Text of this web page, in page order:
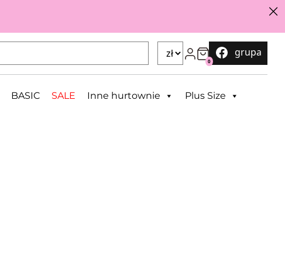
0
grupa
BASIC SALE Inne hurtownie Plus Size